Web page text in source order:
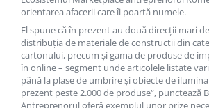
Articole organizare
Articole Sportive
Cutii postale
orientarea afacerii care îi poartă numele.
El spune că în prezent au două direcţii mari
distribuţia de materiale de construcţii din
cartonului, precum şi gama de produse de
în online – segment unde articolele listate
până la plase de umbrire şi obiecte de
prezent peste 2.000 de produse“, punctează
Antreprenorul oferă exemplul unor prize